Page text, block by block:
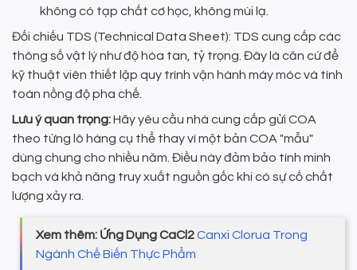
không có tạp chất cơ học, không mùi lạ.
Đối chiếu TDS (Technical Data Sheet): TDS cung cấp các
thông số vật lý như độ hòa tan, tỷ trọng. Đây là căn cứ để
kỹ thuật viên thiết lập quy trình vận hành máy móc và tính
toán nồng độ pha chế.
Lưu ý quan trọng:Hãy yêu cầu nhà cung cấp gửi COA
theo từng lô hàng cụ thể thay vì một bản COA "mẫu"
dùng chung cho nhiều năm. Điều này đảm bảo tính minh
bạch và khả năng truy xuất nguồn gốc khi có sự cố chất
lượng xảy ra.
Xem thêm: Ứng Dụng CaCl2Canxi Clorua Trong
Ngành Chế Biến Thực Phẩm